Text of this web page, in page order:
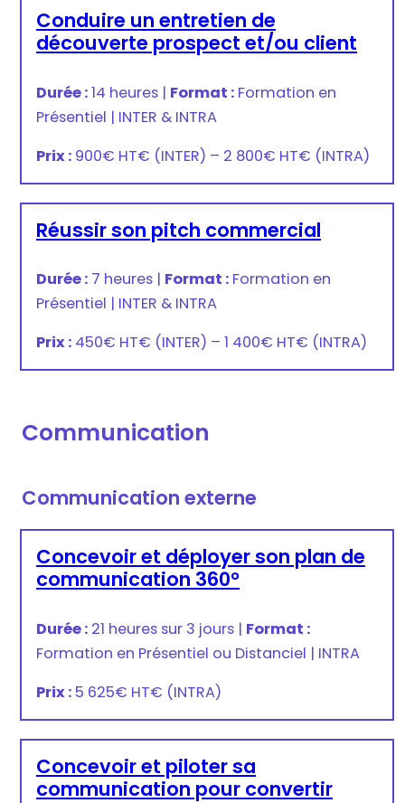
Conduire un entretien de
découverte prospect et/ou client
Durée :14 heures | Format : Formation en
Présentiel | INTER & INTRA
Prix : 900€ HT€ (INTER) – 2 800€ HT€ (INTRA)
Réussir son pitch commercial
Durée : 7 heures | Format : Formation en
Présentiel | INTER & INTRA
Prix : 450€ HT€ (INTER) – 1 400€ HT€ (INTRA)
Communication
Communication externe
Concevoir et déployer son plan de
communication 360°
Durée : 21 heures sur 3 jours | Format :
Formation en Présentiel ou Distanciel | INTRA
Prix : 5 625€ HT€ (INTRA)
Concevoir et piloter sa
communication pour convertir